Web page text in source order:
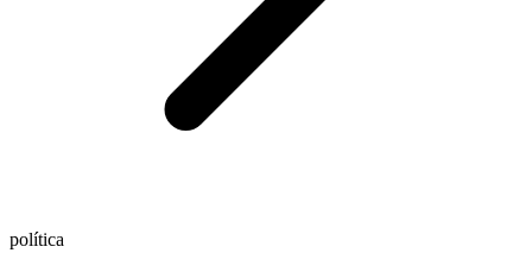
política